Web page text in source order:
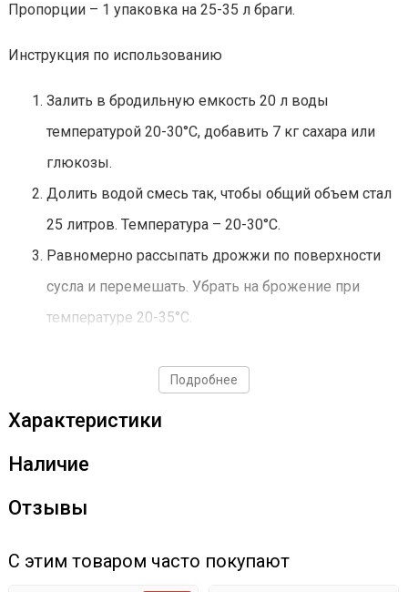
Пропорции – 1 упаковка на 25-35 л браги.
Инструкция по использованию
Залить в бродильную емкость 20 л воды
температурой 20-30°С, добавить 7 кг сахара или
глюкозы.
Долить водой смесь так, чтобы общий объем стал
25 литров. Температура – 20-30°С.
Равномерно рассыпать дрожжи по поверхности
сусла и перемешать. Убрать на брожение при
температуре 20-35°С.
Подробнее
Характеристики
Наличие
Отзывы
С этим товаром часто покупают